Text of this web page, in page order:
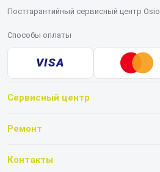
Постгарантийный сервисный центр Osio
Способы оплаты
VISA
Сервисный центр
О нашем сервисе
Ремонт
Ноутбуков
Контакты